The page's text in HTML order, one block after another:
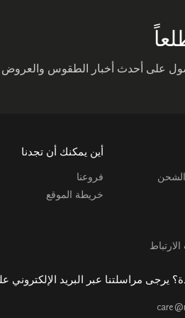
على أحدث أخبار الطقوس والعروض
الشحن
أين يمكنك أن تجدنا
فروعنا
خريطة الموقع
يرجى مراسلتنا عبر البريد الإلكتروني